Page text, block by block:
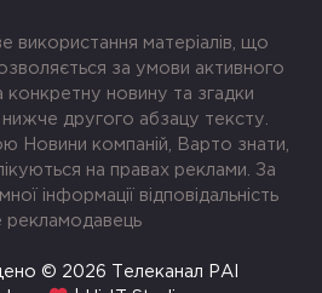
використання матеріалів, що
за умови активного
конкретну новину та згадки
другого абзацу тексту.
Новини компаній, Варто знати,
на правах реклами. За
інформації відповідальність
рекламодавець
© 2026 Телеканал РАІ